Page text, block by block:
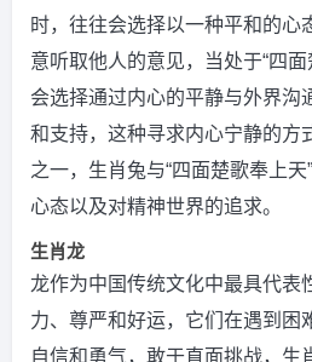
时，往往会选择以一种平和的心
意听取他人的意见，当处于“四
会选择通过内心的平静与外界沟
和支持，这种寻求内心宁静的方
之一，生肖兔与“四面楚歌奉上
心态以及对精神世界的追求。
生肖龙
龙作为中国传统文化中最具代表
力、尊严和好运，它们在遇到困
自信和勇气，敢于直面挑战，生